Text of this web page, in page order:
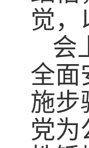
觉，
会
全面
施步
党为